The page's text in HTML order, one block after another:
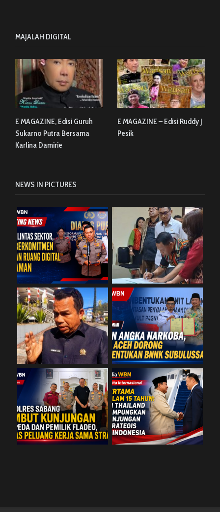
MAJALAH DIGITAL
E MAGAZINE, Edisi Guruh
Sukarno Putra Bersama
Karlina Damirie
E MAGAZINE – Edisi Ruddy J
Pesik
NEWS IN PICTURES